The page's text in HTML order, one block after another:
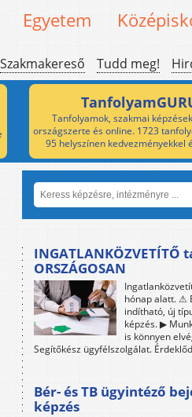
Egyetem
Szakmakereső Tudd meg!
Tanfolyamok, szakmai
országszerte és online. 1723
95 helyszínen kedvezményekkel
INGATLANKÖZVETÍTŐ
ORSZÁGOSAN
hónap alatt. ⚠
indítható, új
képzés. ▶
is könnyen
Segítőkész ügyfélszolgálat.
Bér- és TB ügyintéző
képzés